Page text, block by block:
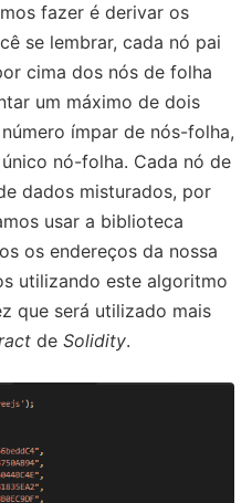
fazer é derivar os
se lembrar, cada nó pai
cima dos nós de folha
um máximo de dois
ímpar de nós-folha,
nó-folha. Cada nó de
dados misturados, por
usar a biblioteca
os endereços da nossa
utilizando este algoritmo
que será utilizado mais
de Solidity.